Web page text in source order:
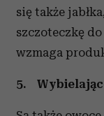
się także
szczoteczkę
wzmaga
5.